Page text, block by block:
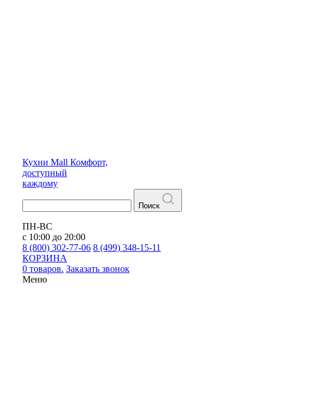
Кухни Mall Комфорт,
доступный
каждому
Поиск
ПН-ВС
с 10:00 до 20:00
8 (800) 302-77-06 8 (499) 348-15-11
КОРЗИНА
0 товаров. Заказать звонок
Меню